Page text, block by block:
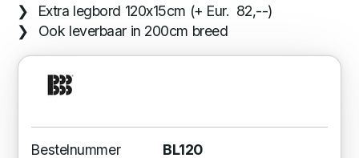
Extra legbord 120x15cm (+ Eur. 82,--)
Ook leverbaar in 200cm breed
Bestelnummer
BL120